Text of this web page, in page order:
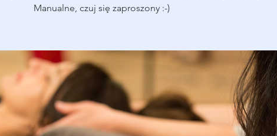
Manualne, czuj się zaproszony :-)